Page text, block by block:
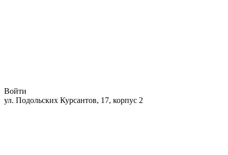
Войти
ул. Подольских Курсантов, 17, корпус 2